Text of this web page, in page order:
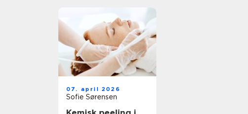
07. april 2026
Sofie Sørensen